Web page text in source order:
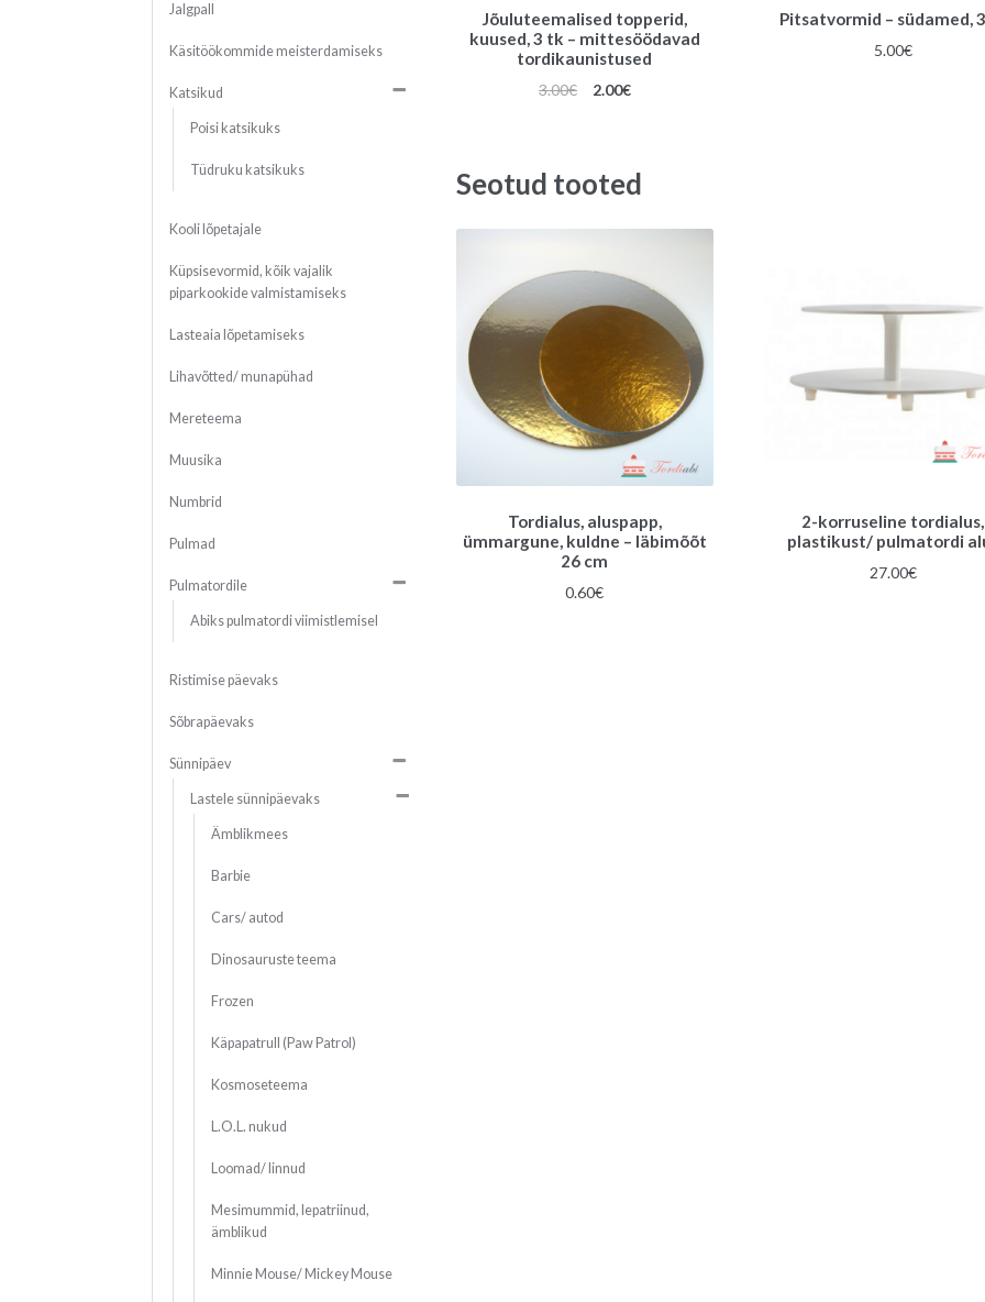
Jõuluteemalised topperid,
kuused, 3 tk – mittesöödavad
tordikaunistused
3.00€
Algne
2.00€Praegune
Pitsatvormid – südamed,
5.00€
Seotud tooted
Tordialus, aluspapp,
ümmargune, kuldne – läbimõõt
26 cm
0.60€
2-korruseline tordialus,
plastikust/ pulmatordi
27.00€
Jalgpall
Käsitöökommide meisterdamiseks
Katsikud
Poisi katsikuks
Tüdruku katsikuks
Kooli lõpetajale
Küpsisevormid, kõik vajalik
piparkookide valmistamiseks
Lasteaia lõpetamiseks
Lihavõtted/ munapühad
Mereteema
Muusika
Numbrid
Pulmad
Pulmatordile
Abiks pulmatordi viimistlemisel
Ristimise päevaks
Sõbrapäevaks
Sünnipäev
Lastele sünnipäevaks
Ämblikmees
Barbie
Cars/ autod
Dinosauruste teema
Frozen
Käpapatrull (Paw Patrol)
Kosmoseteema
L.O.L. nukud
Loomad/ linnud
Mesimummid, lepatriinud,
ämblikud
Minnie Mouse/ Mickey Mouse